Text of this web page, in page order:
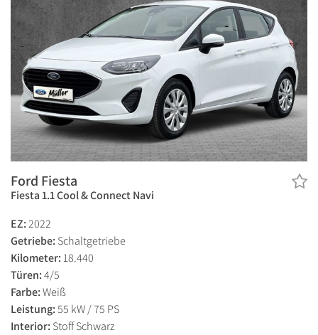
Ford Fiesta
Fiesta 1.1 Cool & Connect Navi
EZ:2022
Getriebe: Schaltgetriebe
Kilometer: 18.440
Türen:4/5
Farbe:Weiß
Leistung:55 kW / 75 PS
Interior: Stoff Schwarz